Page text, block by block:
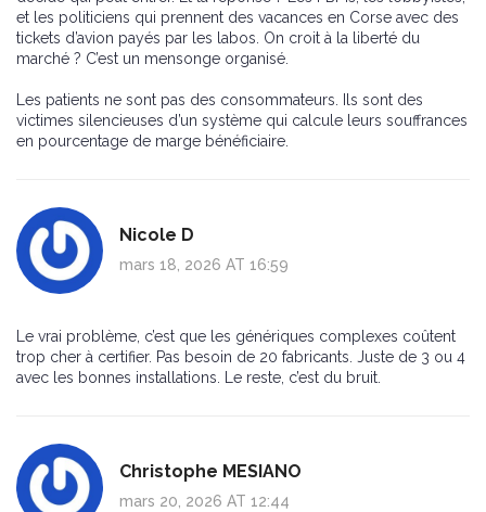
et les politiciens qui prennent des vacances en Corse avec des
tickets d’avion payés par les labos. On croit à la liberté du
marché ? C’est un mensonge organisé.
Les patients ne sont pas des consommateurs. Ils sont des
victimes silencieuses d’un système qui calcule leurs souffrances
en pourcentage de marge bénéficiaire.
Nicole D
mars 18, 2026 AT 16:59
Le vrai problème, c’est que les génériques complexes coûtent
trop cher à certifier. Pas besoin de 20 fabricants. Juste de 3 ou 4
avec les bonnes installations. Le reste, c’est du bruit.
Christophe MESIANO
mars 20, 2026 AT 12:44